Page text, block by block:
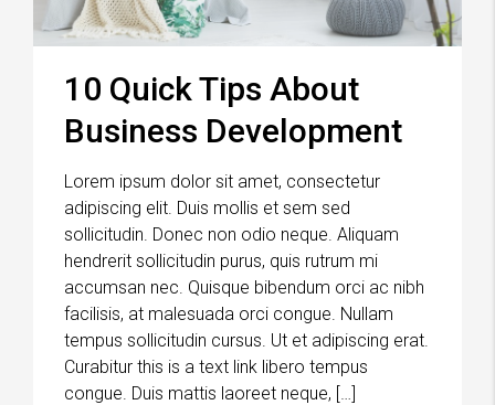
10 Quick Tips About
Business Development
Lorem ipsum dolor sit amet, consectetur
adipiscing elit. Duis mollis et sem sed
sollicitudin. Donec non odio neque. Aliquam
hendrerit sollicitudin purus, quis rutrum mi
accumsan nec. Quisque bibendum orci ac nibh
facilisis, at malesuada orci congue. Nullam
tempus sollicitudin cursus. Ut et adipiscing erat.
Curabitur this is a text link libero tempus
congue. Duis mattis laoreet neque, […]